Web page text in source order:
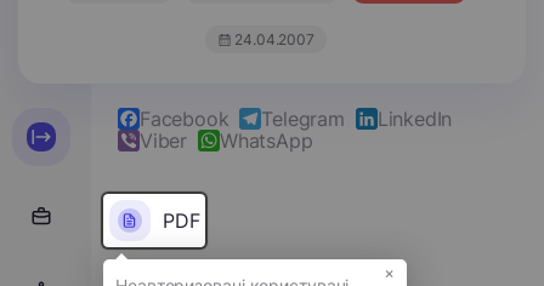
24.04.2007
Facebook Telegram
LinkedIn
Viber
WhatsApp
PDF
×